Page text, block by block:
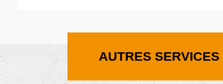
AUTRES SERVICES